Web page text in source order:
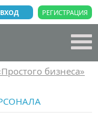
РЕГИСТРАЦИЯ
ВХОД
бизнеса»